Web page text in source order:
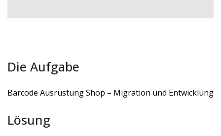
Die Aufgabe
Barcode Ausrüstung Shop – Migration und Entwicklung
Lösung